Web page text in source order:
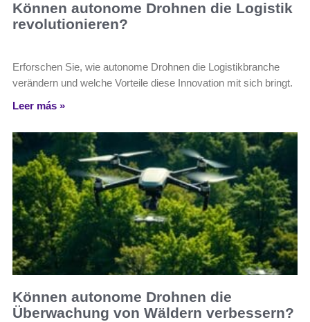
Können autonome Drohnen die Logistik
revolutionieren?
Erforschen Sie, wie autonome Drohnen die Logistikbranche
verändern und welche Vorteile diese Innovation mit sich bringt.
Leer más »
Können autonome Drohnen die
Überwachung von Wäldern verbessern?